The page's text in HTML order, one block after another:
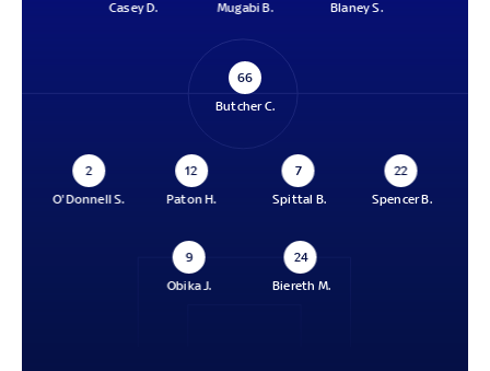
Casey D.
Mugabi B.
Blaney S.
66
Butcher C.
2
O'Donnell S.
12
Paton H.
7
Spittal B.
22
Spencer B.
9
Obika J.
24
Biereth M.